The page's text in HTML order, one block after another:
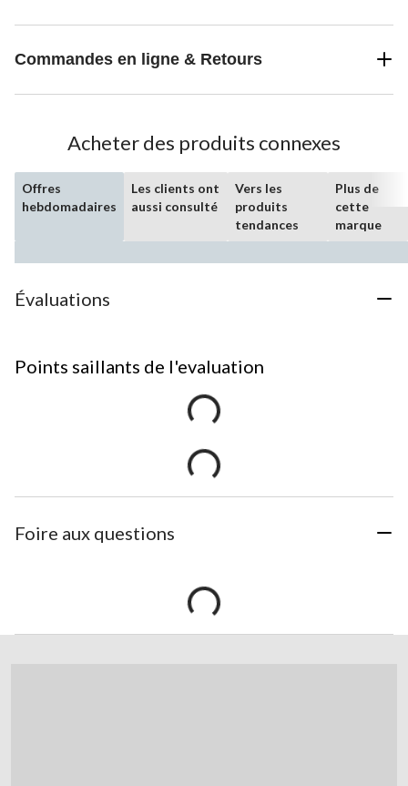
Commandes en ligne & Retours
Acheter des produits connexes
Offres
hebdomadaires
Les clients ont
aussi consulté
Vers les
produits
tendances
Plus de
cette
marque
Évaluations
Points saillants de l'evaluation
Foire aux questions